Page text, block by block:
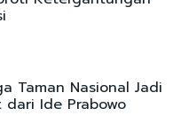
Taman Nasional Jadi
dari Ide Prabowo